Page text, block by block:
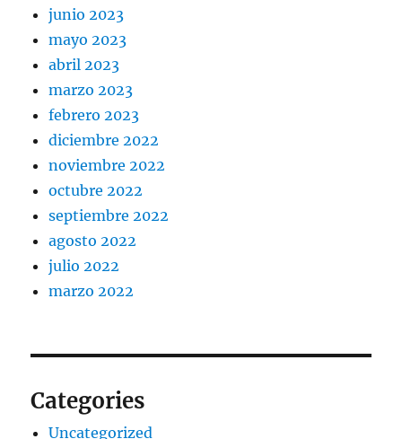
junio 2023
mayo 2023
abril 2023
marzo 2023
febrero 2023
diciembre 2022
noviembre 2022
octubre 2022
septiembre 2022
agosto 2022
julio 2022
marzo 2022
Categories
Uncategorized